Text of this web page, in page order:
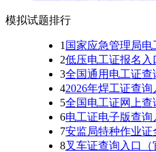
模拟试题排行
1 国家应急管理局电
2低压电工证报名入
3全国通用电工证查
42026年焊工证查
5全国电工证网上查
6电工证电子版查询
7安监局特种作业
8叉车证查询入口（